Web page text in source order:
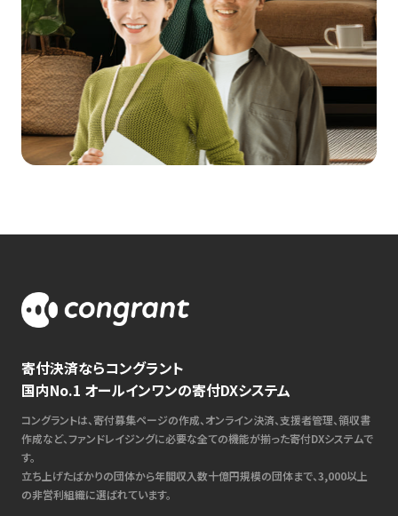
寄付決済ならコングラント
国内No.1 オールインワンの寄付DXシステム
コングラントは、寄付募集ページの作成、オンライン決済、支援者管理、領収書
作成など、ファンドレイジングに必要な全ての機能が揃った寄付DXシステムで
す。
立ち上げたばかりの団体から年間収入数十億円規模の団体まで、3,000以上
の非営利組織に選ばれています。